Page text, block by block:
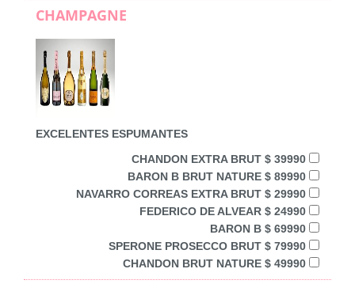
CHAMPAGNE
EXCELENTES ESPUMANTES
CHANDON EXTRA BRUT $ 39990
BARON B BRUT NATURE $ 89990
NAVARRO CORREAS EXTRA BRUT $ 29990
FEDERICO DE ALVEAR $ 24990
BARON B $ 69990
SPERONE PROSECCO BRUT $ 79990
CHANDON BRUT NATURE $ 49990